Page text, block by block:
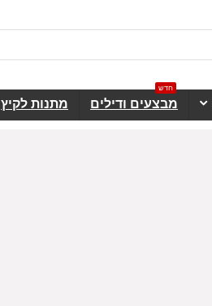
מבצעים ודילים
חדש
מתנות לקיץ